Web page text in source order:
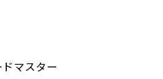
ドマスター